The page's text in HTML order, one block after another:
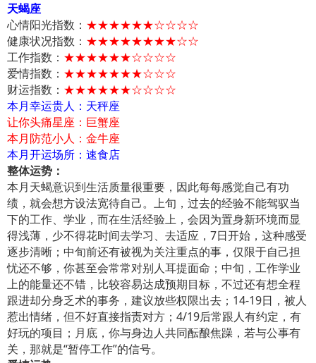
天蝎座
心情阳光指数： ★★★★★★☆☆☆☆
健康状况指数： ★★★★★★★★☆☆
工作指数： ★★★★★★☆☆☆☆
爱情指数： ★★★★★★★☆☆☆
财运指数： ★★★★★★☆☆☆☆
本月幸运贵人：天秤座
让你头痛星座：巨蟹座
本月防范小人：金牛座
本月开运场所：速食店
整体运势：
本月天蝎意识到生活质量很重要，因此每每感觉自己有功
绩，就会想方设法宽待自己。上旬，过去的经验不能驾驭当
下的工作、学业，而在生活经验上，会因为置身新环境而显
得浅薄，少不得花时间去学习、去适应，7日开始，这种感受
逐步清晰；中旬前还有被视为关注重点的事，仅限于自己担
忧还不够，你甚至会常常对别人耳提面命；中旬，工作学业
上的能量还不错，比较容易达成预期目标，不过还有想全程
跟进却分身乏术的事务，建议放些权限出去；14-19日，被人
惹出情绪，但不好直接指责对方；4/19后常跟人有约定，有
好玩的项目；月底，你与身边人共同酝酿焦躁，若与公事有
关，那就是“暂停工作”的信号。